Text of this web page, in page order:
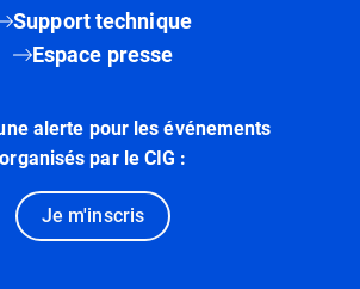
Support technique
Espace presse
alerte pour les événements
organisés par le CIG :
Je m'inscris